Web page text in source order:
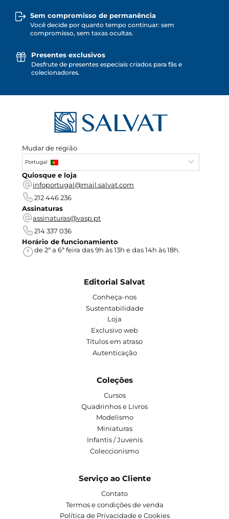
Sem compromisso de permanência
Você decide por quanto tempo continuar: sem
compromisso, sem taxas ocultas.
Presentes exclusivos
Desfrute de presentes especiais criados para fãs e
colecionadores.
Mudar de região
Portugal
Quiosque e loja
infoportugal@mail.salvat.com
212 446 236
Assinaturas
assinaturas@vasp.pt
214 337 036
Horário de funcionamiento
de 2ª a 6ª feira das 9h às 13h e das 14h às 18h.
Editorial Salvat
Conheça-nos
Sustentabilidade
Loja
Exclusivo web
Títulos em atraso
Autenticação
Coleções
Cursos
Quadrinhos e Livros
Modelismo
Miniaturas
Infantis / Juvenis
Coleccionismo
Serviço ao Cliente
Contato
Termos e condições de venda
Política de Privacidade e Cookies